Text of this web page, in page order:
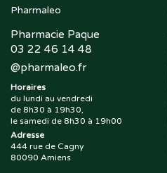
Pharmaleo
Pharmacie Paque
03 22 46 14 48
@pharmaleo.fr
Horaires
du lundi au vendredi
de 8h30 à 19h30,
le samedi de 8h30 à 19h00
Adresse
444 rue de Cagny
80090 Amiens